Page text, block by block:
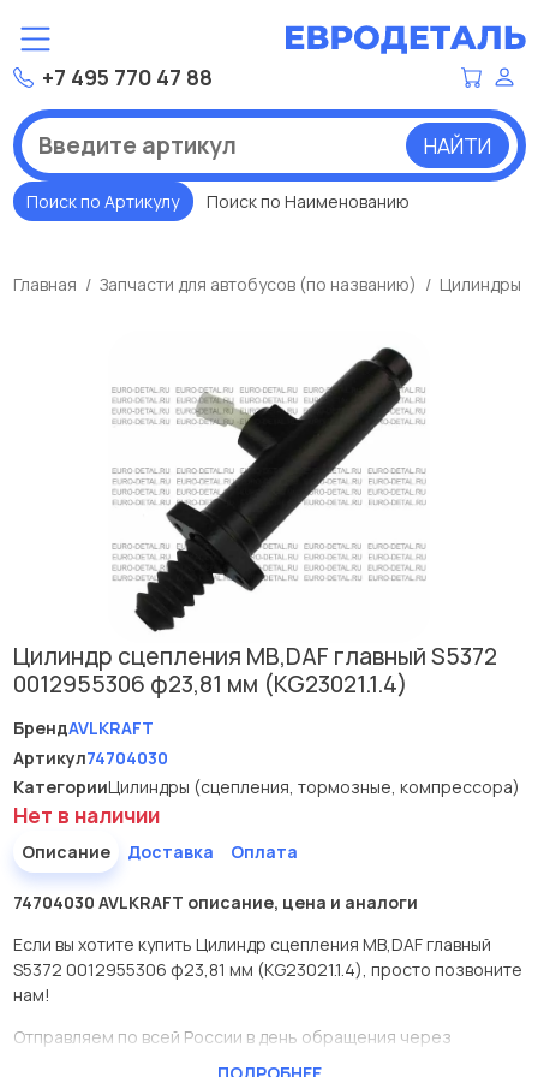
+7 495 770 47 88
НАЙТИ
Поиск по Артикулу Поиск по Наименованию
Главная Запчасти для автобусов (по названию) Цилиндры
Цилиндр сцепления МВ,DAF главный S5372
0012955306 ф23,81 мм (KG23021.1.4)
БрендAVLKRAFT
Артикул74704030
КатегорииЦилиндры (сцепления, тормозные, компрессора)
Нет в наличии
Описание Доставка Оплата
74704030 AVLKRAFT описание, цена и аналоги
Если вы хотите купить Цилиндр сцепления МВ,DAF главный
S5372 0012955306 ф23,81 мм (KG23021.1.4), просто позвоните
нам!
Отправляем по всей России в день обращения через
Транспортные компании, есть оперативная доставка по